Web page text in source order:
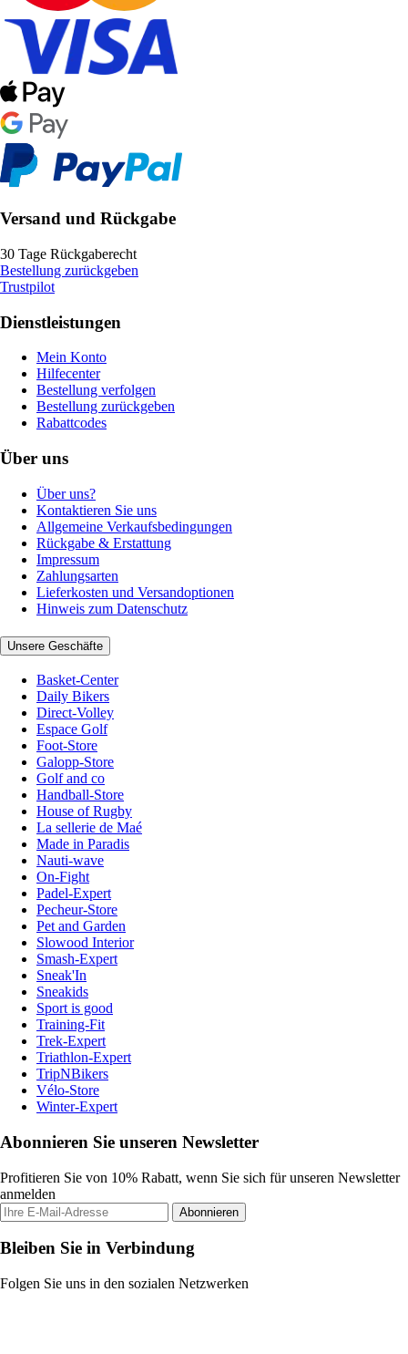
Versand und Rückgabe
30 Tage Rückgaberecht
Bestellung zurückgeben
Trustpilot
Dienstleistungen
Mein Konto
Hilfecenter
Bestellung verfolgen
Bestellung zurückgeben
Rabattcodes
Über uns
Über uns?
Kontaktieren Sie uns
Allgemeine Verkaufsbedingungen
Rückgabe & Erstattung
Impressum
Zahlungsarten
Lieferkosten und Versandoptionen
Hinweis zum Datenschutz
Unsere Geschäfte
Basket-Center
Daily Bikers
Direct-Volley
Espace Golf
Foot-Store
Galopp-Store
Golf and co
Handball-Store
House of Rugby
La sellerie de Maé
Made in Paradis
Nauti-wave
On-Fight
Padel-Expert
Pecheur-Store
Pet and Garden
Slowood Interior
Smash-Expert
Sneak'In
Sneakids
Sport is good
Training-Fit
Trek-Expert
Triathlon-Expert
TripNBikers
Vélo-Store
Winter-Expert
Abonnieren Sie unseren Newsletter
Profitieren Sie von 10% Rabatt, wenn Sie sich für unseren Newsletter
anmelden
Abonnieren
Bleiben Sie in Verbindung
Folgen Sie uns in den sozialen Netzwerken